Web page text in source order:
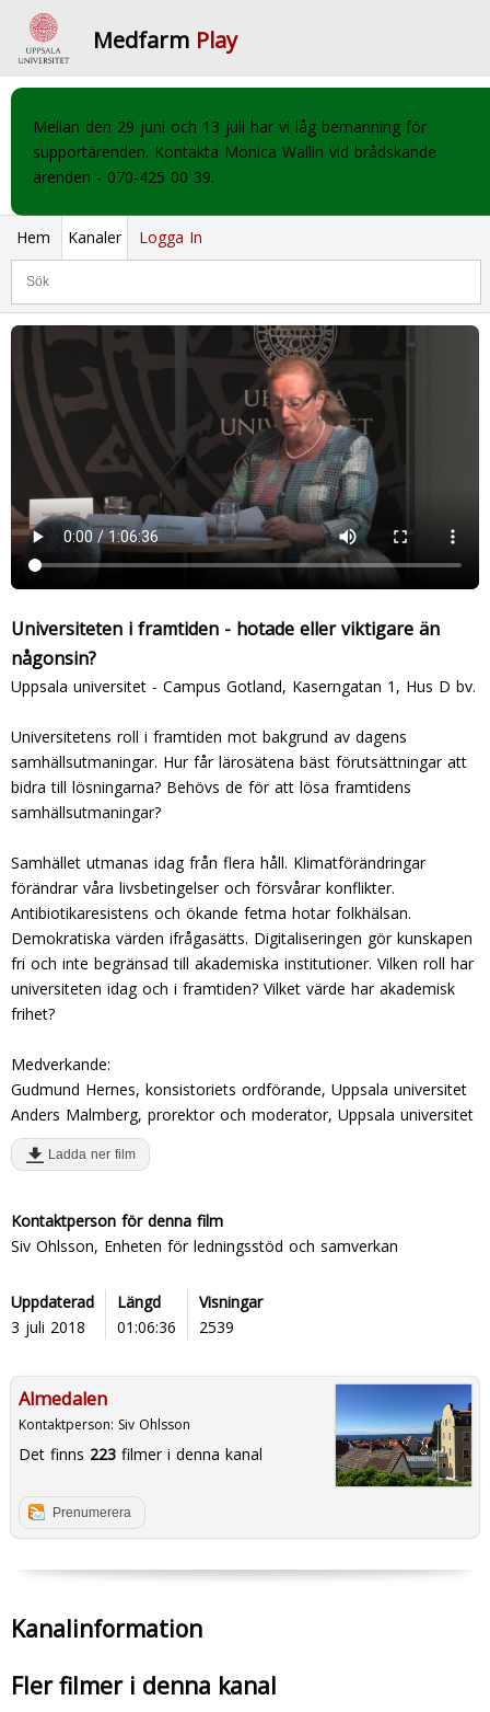
Medfarm Play
Mellan den 29 juni och 13 juli har vi låg bemanning för
supportärenden. Kontakta Monica Wallin vid brådskande
ärenden - 070-425 00 39.
Hem Kanaler Logga In
Universiteten i framtiden - hotade eller viktigare än
någonsin?
Uppsala universitet - Campus Gotland, Kaserngatan 1, Hus D bv.
Universitetens roll i framtiden mot bakgrund av dagens
samhällsutmaningar. Hur får lärosätena bäst förutsättningar att
bidra till lösningarna? Behövs de för att lösa framtidens
samhällsutmaningar?
Samhället utmanas idag från flera håll. Klimatförändringar
förändrar våra livsbetingelser och försvårar konflikter.
Antibiotikaresistens och ökande fetma hotar folkhälsan.
Demokratiska värden ifrågasätts. Digitaliseringen gör kunskapen
fri och inte begränsad till akademiska institutioner. Vilken roll har
universiteten idag och i framtiden? Vilket värde har akademisk
frihet?
Medverkande:
Gudmund Hernes, konsistoriets ordförande, Uppsala universitet
Anders Malmberg, prorektor och moderator, Uppsala universitet
Ladda ner film
Kontaktperson för denna film
Siv Ohlsson, Enheten för ledningsstöd och samverkan
Uppdaterad
3 juli 2018
Längd
01:06:36
Visningar
2539
Almedalen
Kontaktperson: Siv Ohlsson
Det finns 223filmer i denna kanal
Prenumerera
Kanalinformation
Fler filmer i denna kanal